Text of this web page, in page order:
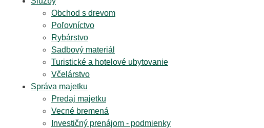
Obchod s drevom
Poľovníctvo
Rybárstvo
Sadbový materiál
Turistické a hotelové ubytovanie
Včelárstvo
Správa majetku
Predaj majetku
Vecné bremená
Investičný prenájom - podmienky